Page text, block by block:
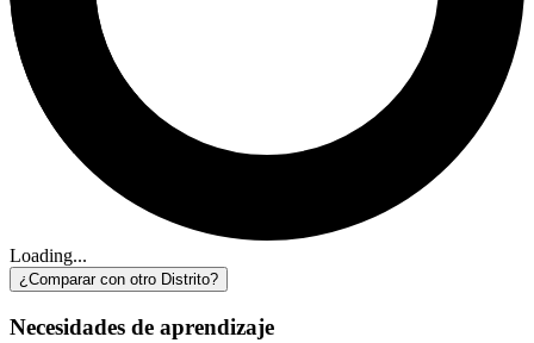
Loading...
¿Comparar con otro Distrito?
Necesidades de aprendizaje